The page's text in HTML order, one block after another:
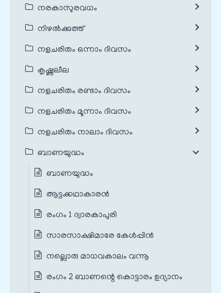
നരകാസുരവധം
നിഴൽക്കുത്ത്
നളചരിതം ഒന്നാം ദിവസം
കൃഷ്ണലീല
നളചരിതം രണ്ടാം ദിവസം
നളചരിതം മൂന്നാം ദിവസം
നളചരിതം നാലാം ദിവസം
ബാണയുദ്ധം
ബാണയുദ്ധം
ആട്ടക്കഥാകാരൻ
രംഗം 1 ദ്വാരകാപുരി
സാരസാക്ഷിമാരേ കേൾപ്പിൻ
നല്ലൊരു മാധവകാലം വന്നൂ
രംഗം 2 ബാണന്റെ കൊട്ടാരം ഉദ്യാനം